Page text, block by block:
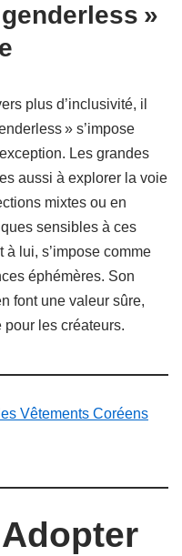
»
plus d’inclusivité, il
» s’impose
Les grandes
aussi à explorer la voie
mixtes ou en
sensibles à ces
lui, s’impose comme
éphémères. Son
font une valeur sûre,
les créateurs.
Vêtements Coréens